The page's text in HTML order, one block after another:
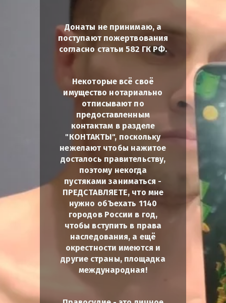
Донаты не принимаю, а
поступают пожертвования
согласно статьи 582 ГК РФ.
Некоторые всё своё
имущество нотариально
отписывают по
предоставленным
контактам в разделе
"КОНТАКТЫ", поскольку
нежелают чтобы нажитое
досталось правительству,
поэтому некогда
пустяками заниматься -
ПРЕДСТАВЛЯЕТЕ, что мне
нужно обЪехать 1140
городов России в год,
чтобы вступить в права
наследования, а ещё
окрестности имеются и
другие страны, площадка
международная!